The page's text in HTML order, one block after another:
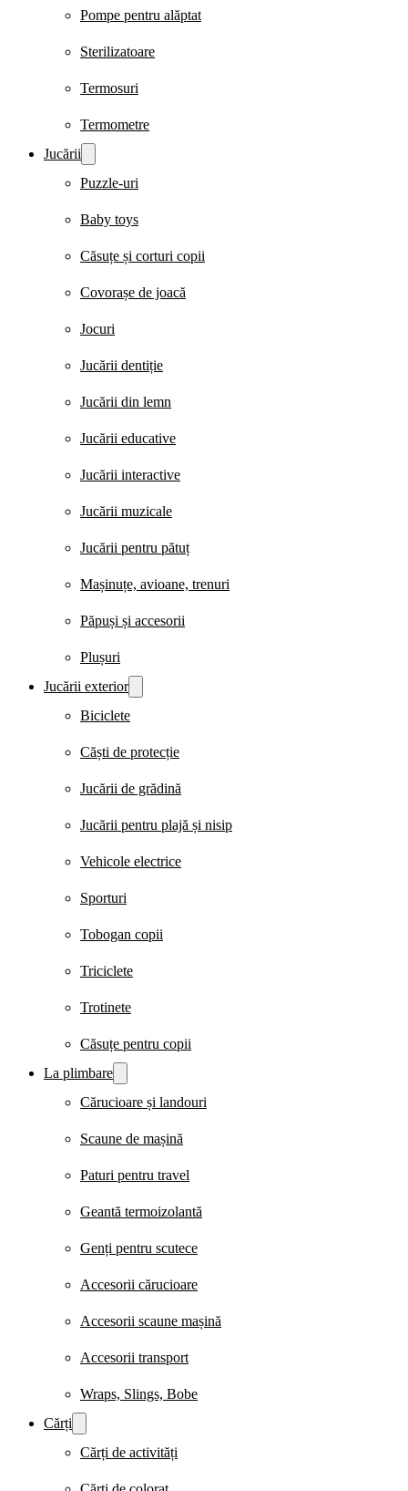
Pompe pentru alăptat
Sterilizatoare
Termosuri
Termometre
Jucării
Puzzle-uri
Baby toys
Căsuțe și corturi copii
Covorașe de joacă
Jocuri
Jucării dentiție
Jucării din lemn
Jucării educative
Jucării interactive
Jucării muzicale
Jucării pentru pătuț
Mașinuțe, avioane, trenuri
Păpuși și accesorii
Plușuri
Jucării exterior
Biciclete
Căști de protecție
Jucării de grădină
Jucării pentru plajă și nisip
Vehicole electrice
Sporturi
Tobogan copii
Triciclete
Trotinete
Căsuțe pentru copii
La plimbare
Cărucioare și landouri
Scaune de mașină
Paturi pentru travel
Geantă termoizolantă
Genți pentru scutece
Accesorii cărucioare
Accesorii scaune mașină
Accesorii transport
Wraps, Slings, Bobe
Cărți
Cărți de activități